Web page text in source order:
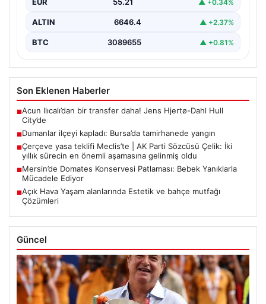
EUR 55.21 ▲ +0.34%
ALTIN 6646.4 ▲ +2.37%
BTC 3089655 ▲ +0.81%
Son Eklenen Haberler
■Acun Ilıcalı’dan bir transfer daha! Jens Hjertø-Dahl Hull
City’de
■Dumanlar ilçeyi kapladı: Bursa’da tamirhanede yangın
■Çerçeve yasa teklifi Meclis’te | AK Parti Sözcüsü Çelik: İki
yıllık sürecin en önemli aşamasına gelinmiş oldu
■Mersin’de Domates Konservesi Patlaması: Bebek Yanıklarla
Mücadele Ediyor
■Açık Hava Yaşam alanlarında Estetik ve bahçe mutfağı
Çözümleri
Güncel